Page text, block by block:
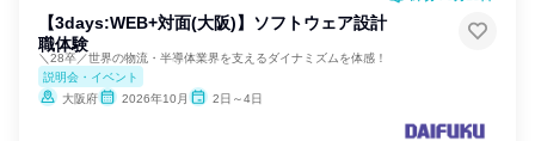
【3days:WEB+対面(大阪)】ソフトウェア設計
職体験
＼28卒／世界の物流・半導体業界を支えるダイナミズムを体感！
説明会・イベント
大阪府
2026年10月 2日～4日